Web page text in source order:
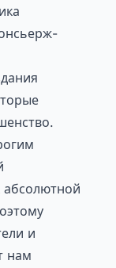
абсолютной
и
нам